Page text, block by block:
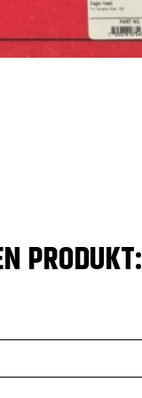
PRODUKT: